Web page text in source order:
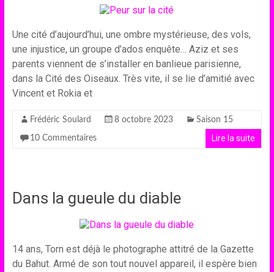
Une cité d’aujourd’hui, une ombre mystérieuse, des vols,
une injustice, un groupe d’ados enquête… Aziz et ses
parents viennent de s’installer en banlieue parisienne,
dans la Cité des Oiseaux. Très vite, il se lie d’amitié avec
Vincent et Rokia et
Frédéric Soulard 8 octobre 2023 Saison 15
10 Commentaires Lire la suite
Dans la gueule du diable
14 ans, Torn est déjà le photographe attitré de la Gazette
du Bahut. Armé de son tout nouvel appareil, il espère bien